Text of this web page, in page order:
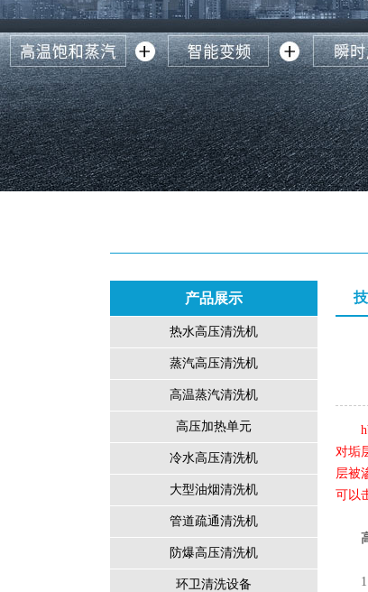
产品展示
热水高压清洗机
蒸汽高压清洗机
高温蒸汽清洗机
高压加热单元
冷水高压清洗机
大型油烟清洗机
管道疏通清洗机
防爆高压清洗机
环卫清洗设备
对垢
层被
可以
1、